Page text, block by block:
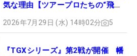
気な理由【ツアープロたちの“飛ば
2026年7月29日 (水) 14時02分 5
『TGXシリーズ』第2戦が開催 幡